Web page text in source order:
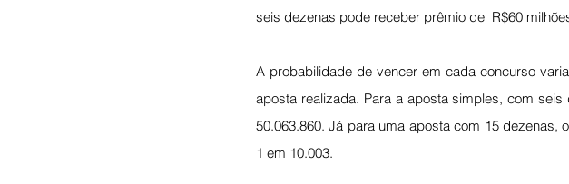
seis dezenas pode receber prêmio de  R$60
A probabilidade de vencer em cada concurso
aposta realizada. Para a aposta simples, com
50.063.860. Já para uma aposta com 15 dezenas,
1 em 10.003.